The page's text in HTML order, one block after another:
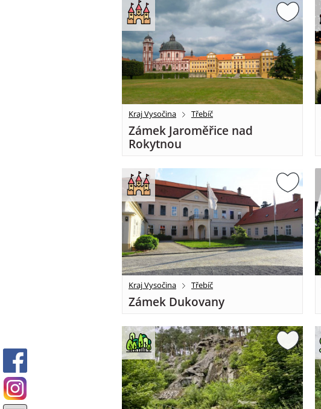
Kraj Vysočina Třebíč
Zámek Jaroměřice nad
Rokytnou
Kraj Vysočina Třebíč
Zámek Dukovany